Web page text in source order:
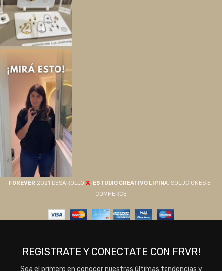
F0REVER 2021 DESAROLLO X-ESTUDIO CREATIVO LIPINA. SOLUCIONES E-
COMMERCE
REGISTRATE Y CONECTATE CON FRVR!
Sea el primero en conocer nuestras últimas tendencias y